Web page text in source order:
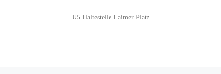
U5 Haltestelle Laimer Platz